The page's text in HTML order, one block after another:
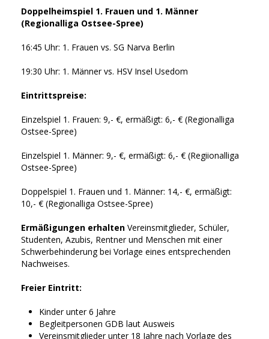
Doppelheimspiel 1. Frauen und 1. Männer
(Regionalliga Ostsee-Spree)
16:45 Uhr: 1. Frauen vs. SG Narva Berlin
19:30 Uhr: 1. Männer vs. HSV Insel Usedom
Eintrittspreise:
Einzelspiel 1. Frauen: 9,- €, ermäßigt: 6,- € (Regionalliga
Ostsee-Spree)
Einzelspiel 1. Männer: 9,- €, ermäßigt: 6,- € (Regiionalliga
Ostsee-Spree)
Doppelspiel 1. Frauen und 1. Männer: 14,- €, ermäßigt:
10,- € (Regionalliga Ostsee-Spree)
Ermäßigungen erhalten Vereinsmitglieder, Schüler,
Studenten, Azubis, Rentner und Menschen mit einer
Schwerbehinderung bei Vorlage eines entsprechenden
Nachweises.
Freier Eintritt:
Kinder unter 6 Jahre
Begleitpersonen GDB laut Ausweis
Vereinsmitglieder unter 18 Jahre nach Vorlage des